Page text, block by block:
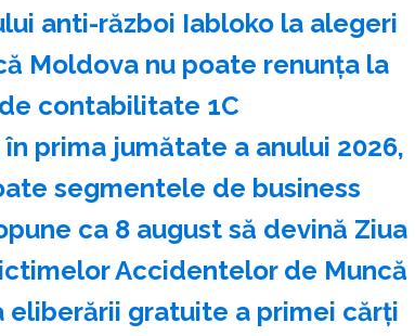
anti-război Iabloko la alegeri
Moldova nu poate renunţa la
contabilitate 1C
prima jumătate a anului 2026,
segmentele de business
ca 8 august să devină Ziua
Accidentelor de Muncă
eliberării gratuite a primei cărţi